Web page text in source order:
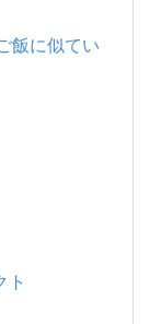
飯に似てい
ト